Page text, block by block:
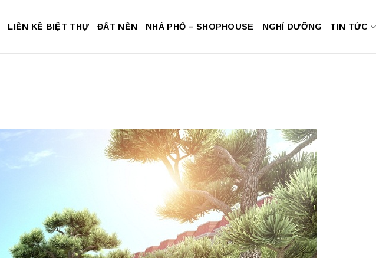
LIỀN KỀ BIỆT THỰ ĐẤT NỀN NHÀ PHỐ – SHOPHOUSE NGHỈ DƯỠNG TIN TỨC